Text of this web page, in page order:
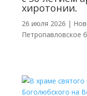
хиротонии.
26 июля 2026 |
Петропавловское